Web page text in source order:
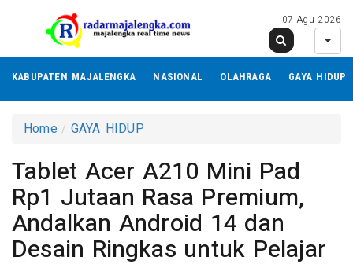
07 Agu 2026
KABUPATEN MAJALENGKA NASIONAL OLAHRAGA GAYA HIDUP
Home GAYA HIDUP
Tablet Acer A210 Mini Pad
Rp1 Jutaan Rasa Premium,
Andalkan Android 14 dan
Desain Ringkas untuk Pelajar